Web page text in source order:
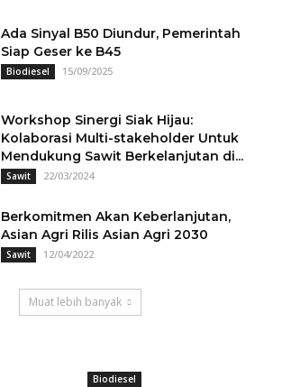
Ada Sinyal B50 Diundur, Pemerintah
Siap Geser ke B45
Biodiesel 15/09/2025
Workshop Sinergi Siak Hijau:
Kolaborasi Multi-stakeholder Untuk
Mendukung Sawit Berkelanjutan di...
Sawit 22/03/2024
Berkomitmen Akan Keberlanjutan,
Asian Agri Rilis Asian Agri 2030
Sawit 12/04/2022
Muat lebih banyak
Biodiesel